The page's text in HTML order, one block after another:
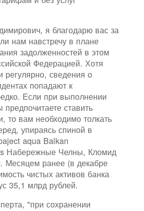
я благодарю вас за
нам навстречу в плане
задолженностей в этом
Федерацией. Хотя
регулярно, сведения о
попадают к
Если при выполнении
ставить
то вам необходимо толкать
упираясь спиной в
aqua Balkan
Набережные Челны, Кломид
Месяцем ранее (в декабре
чистых активов банка
35,1 млрд рублей.
"при сохранении